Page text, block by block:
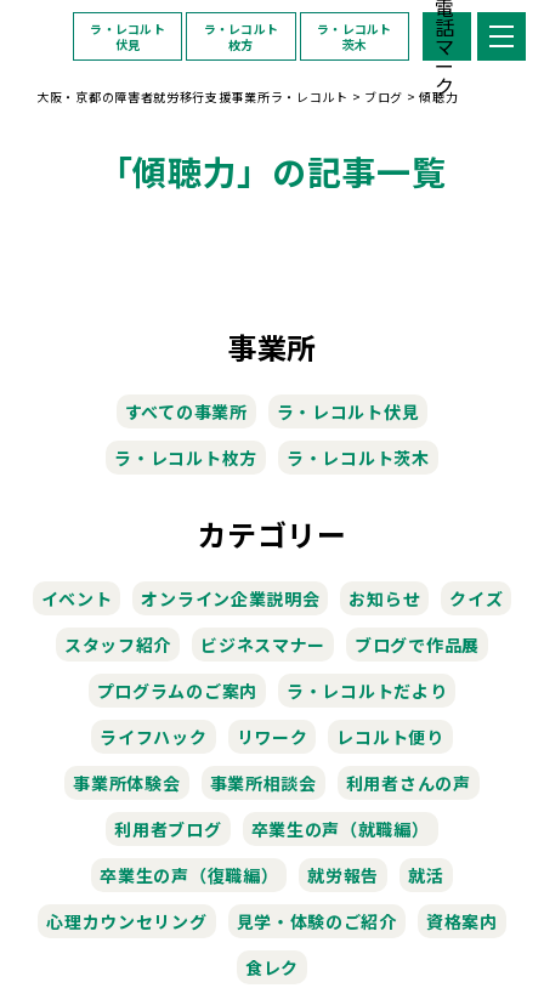
ラ・レコルト
伏見
ラ・レコルト
枚方
ラ・レコルト
茨木
大阪・京都の障害者就労移行支援事業所ラ・レコルト > ブログ >傾聴力
「傾聴力」の記事一覧
事業所
すべての事業所
ラ・レコルト伏見
ラ・レコルト枚方
ラ・レコルト茨木
カテゴリー
イベント オンライン企業説明会 お知らせ
クイズ
スタッフ紹介
ビジネスマナー
ブログで作品展
プログラムのご案内
ラ・レコルトだより
ライフハック
リワーク
レコルト便り
事業所体験会
事業所相談会
利用者さんの声
利用者ブログ
卒業生の声（就職編）
卒業生の声（復職編）
就労報告
就活
心理カウンセリング
見学・体験のご紹介
資格案内
食レク